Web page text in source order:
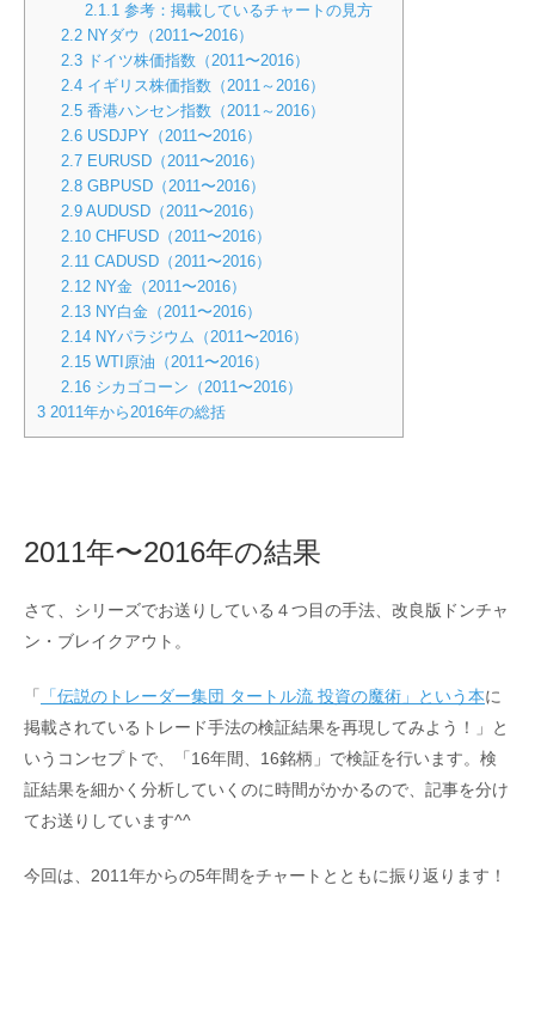
2.1.1参考：掲載しているチャートの見方
2.2NYダウ（2011〜2016）
2.3ドイツ株価指数（2011〜2016）
2.4イギリス株価指数（2011～2016）
2.5香港ハンセン指数（2011～2016）
2.6USDJPY（2011〜2016）
2.7EURUSD（2011〜2016）
2.8GBPUSD（2011〜2016）
2.9AUDUSD（2011〜2016）
2.10CHFUSD（2011〜2016）
2.11CADUSD（2011〜2016）
2.12NY金（2011〜2016）
2.13NY白金（2011〜2016）
2.14NYパラジウム（2011〜2016）
2.15WTI原油（2011〜2016）
2.16シカゴコーン（2011〜2016）
3 2011年から2016年の総括
2011年〜2016年の結果
さて、シリーズでお送りしている４つ目の手法、改良版ドンチャ
ン・ブレイクアウト。
「 「伝説のトレーダー集団 タートル流 投資の魔術」という本に
掲載されているトレード手法の検証結果を再現してみよう！」と
いうコンセプトで、「16年間、16銘柄」で検証を行います。検
証結果を細かく分析していくのに時間がかかるので、記事を分け
てお送りしています^^
今回は、2011年からの5年間をチャートとともに振り返ります！